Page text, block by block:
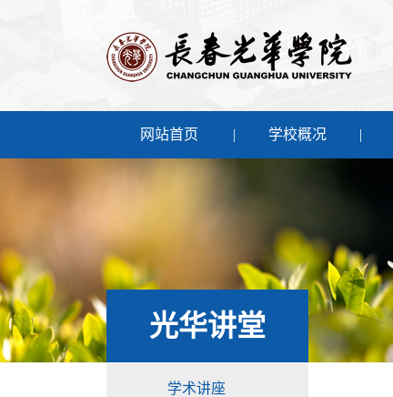
网站首页 学校概况
光华讲堂
学术讲座